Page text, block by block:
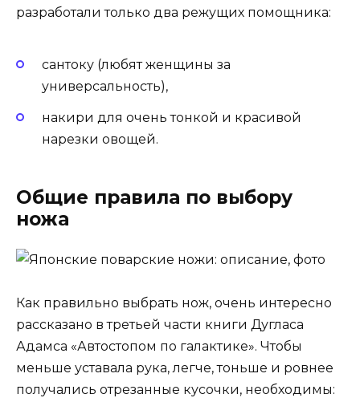
разработали только два режущих помощника:
сантоку (любят женщины за
универсальность),
накири для очень тонкой и красивой
нарезки овощей.
Общие правила по выбору
ножа
Как правильно выбрать нож, очень интересно
рассказано в третьей части книги Дугласа
Адамса «Автостопом по галактике». Чтобы
меньше уставала рука, легче, тоньше и ровнее
получались отрезанные кусочки, необходимы: